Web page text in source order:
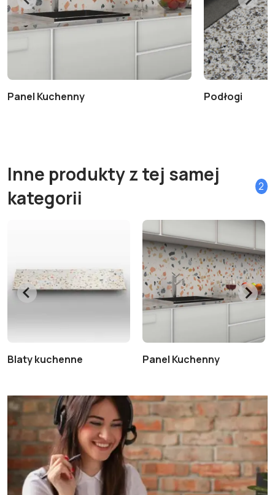
Panel Kuchenny Podłogi
Inne produkty z tej samej
kategorii
2
Blaty kuchenne Panel Kuchenny